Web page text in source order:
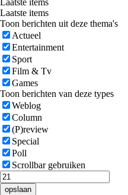
Laatste items
Laatste items
Toon berichten uit deze thema's
Actueel
Entertainment
Sport
Film & Tv
Games
Toon berichten van deze types
Weblog
Column
(P)review
Special
Poll
Scrollbar gebruiken
opslaan